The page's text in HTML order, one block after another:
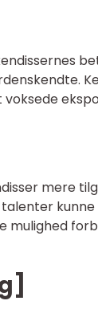
mere
mulighed